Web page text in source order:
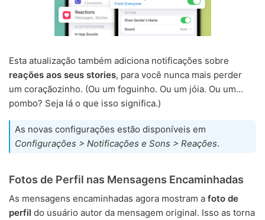
Esta atualização também adiciona notificações sobre
reações aos seus stories, para você nunca mais perder
um coraçãozinho. (Ou um foguinho. Ou um jóia. Ou um…
pombo? Seja lá o que isso significa.)
As novas configurações estão disponíveis em
Configurações > Notificações e Sons > Reações.
Fotos de Perfil nas Mensagens Encaminhadas
As mensagens encaminhadas agora mostram a foto de
perfil do usuário autor da mensagem original. Isso as torna